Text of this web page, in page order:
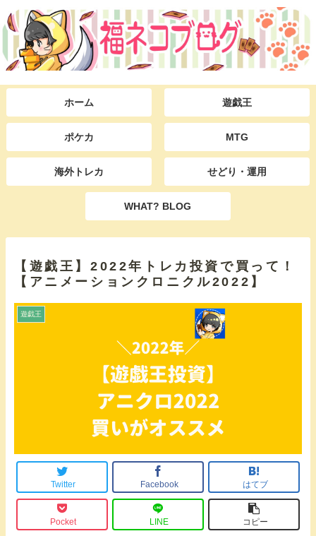
ホーム 遊戯王
ポケカ MTG
海外トレカ せどり・運用
WHAT? BLOG
【遊戯王】2022年トレカ投資で買って！
【アニメーションクロニクル2022】
遊戯王
Twitter Facebook はてブ
Pocket LINE コピー